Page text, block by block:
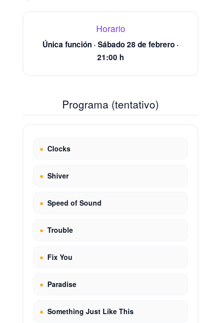
Horario
Única función · Sábado 28 de febrero ·
21:00 h
Programa (tentativo)
● Clocks
● Shiver
● Speed of Sound
● Trouble
● Fix You
● Paradise
● Something Just Like This